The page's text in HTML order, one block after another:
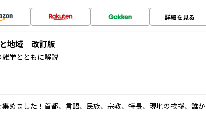
詳細を見る
地域 改訂版
雑学とともに解説
めました！首都、言語、民族、宗教、特長、現地の挨拶、誰か